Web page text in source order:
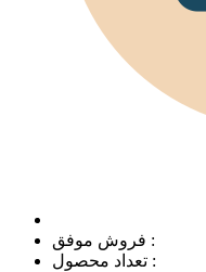
فروش موفق :
تعداد محصول :